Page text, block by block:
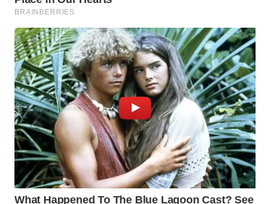
TAPANULI
WN
SAMOSIR
WN
PADANG
LAWAS
WN
SUMEDANG
WN